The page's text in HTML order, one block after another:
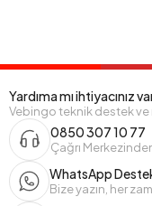
Yardıma mı ihtiyacınız
Vebingo teknik destek ve
0850 307 10 77
Çağrı
WhatsApp
Bize yazın, her